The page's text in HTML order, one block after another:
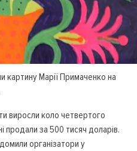
картину Марії Примаченко на
виросли коло четвертого
продали за 500 тисяч доларів.
організатори у